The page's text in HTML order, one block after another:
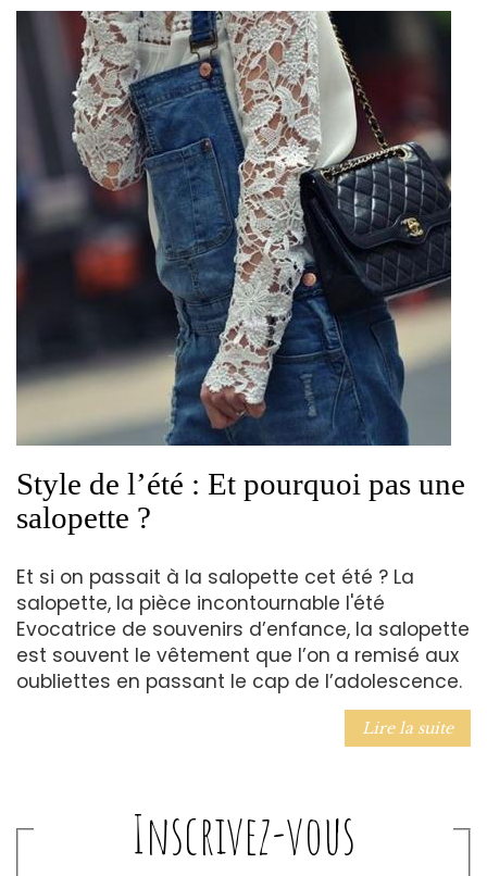
Style de l’été : Et pourquoi pas une
salopette ?
Et si on passait à la salopette cet été ? La
salopette, la pièce incontournable l'été
Evocatrice de souvenirs d’enfance, la salopette
est souvent le vêtement que l’on a remisé aux
oubliettes en passant le cap de l’adolescence.
Lire la suite
Inscrivez-vous